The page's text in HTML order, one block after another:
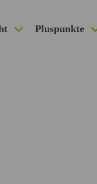
Pluspunkte